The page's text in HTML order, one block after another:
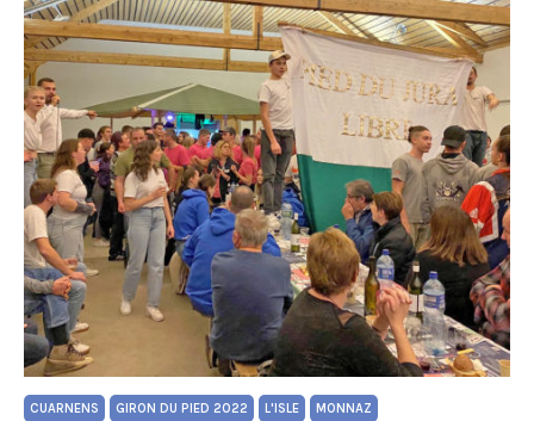
CUARNENS GIRON DU PIED 2022 L'ISLE MONNAZ